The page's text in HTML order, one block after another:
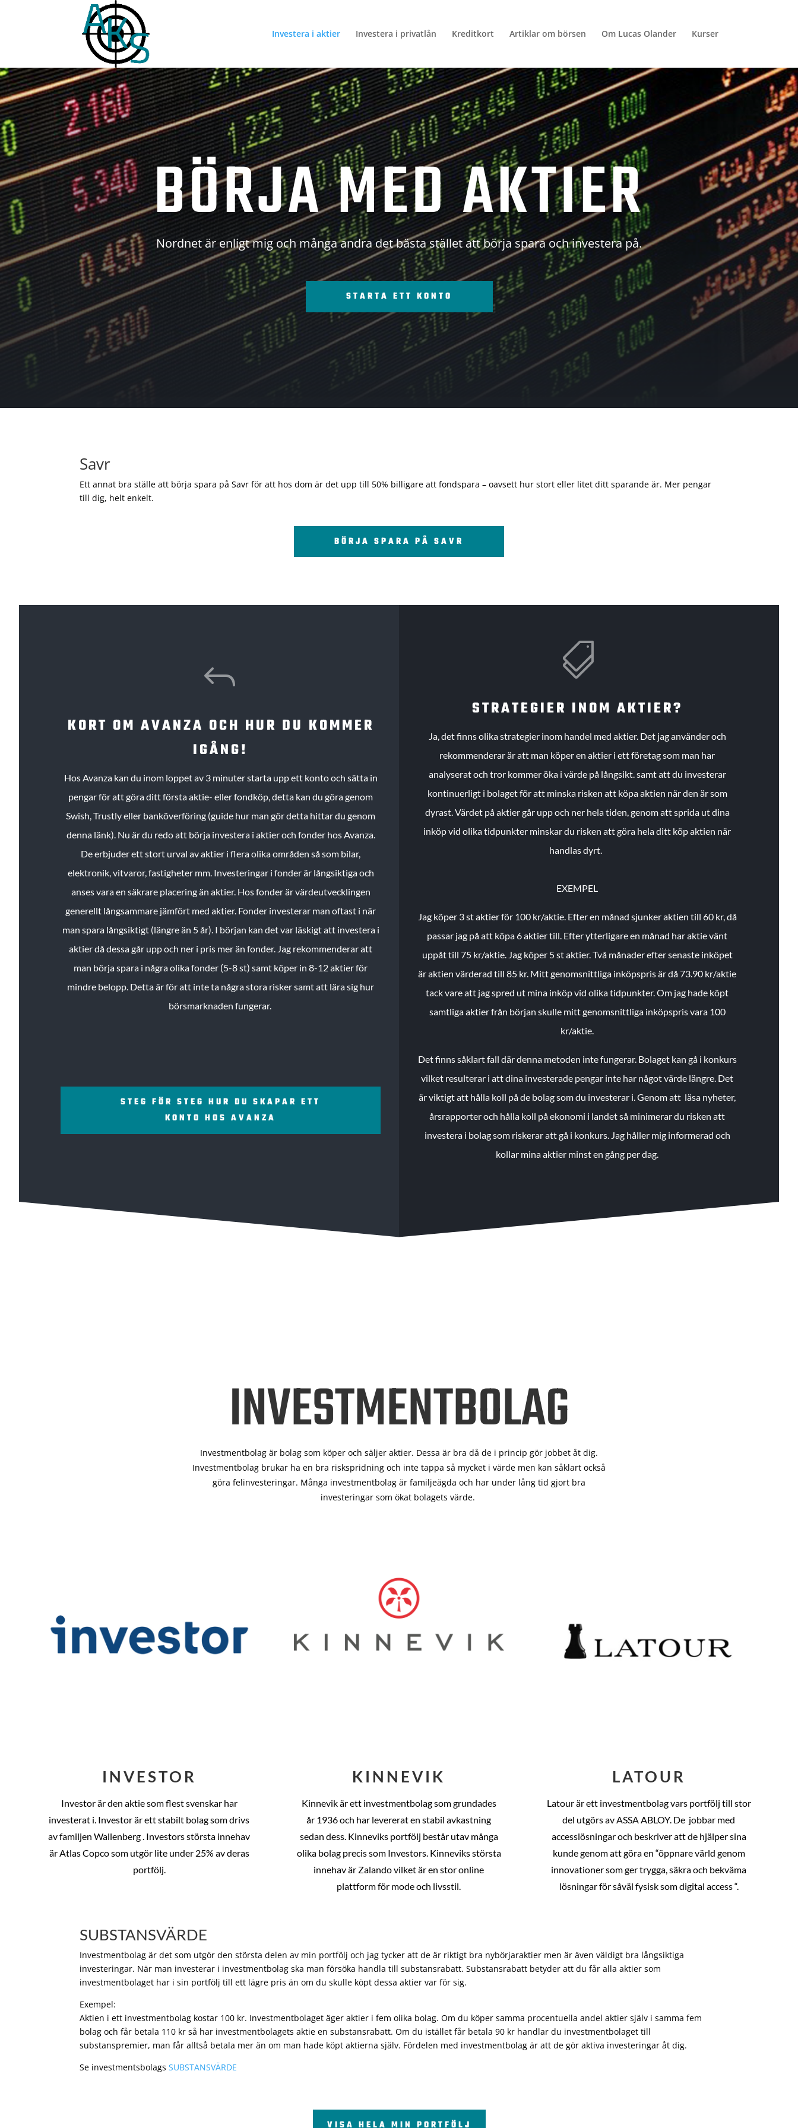
Investera i aktier Investera i privatlån Kreditkort Artiklar om börsen Om Lucas Olander Kurser
BÖRJA MED AKTIER
Nordnet är enligt mig och många andra det bästa stället att börja spara och investera på.
STARTA ETT KONTO
Savr
Ett annat bra ställe att börja spara på Savr för att hos dom är det upp till 50% billigare att fondspara – oavsett hur stort eller litet ditt sparande är. Mer pengar
till dig, helt enkelt.
BÖRJA SPARA PÅ SAVR
J
KORT OM AVANZA OCH HUR DU KOMMER
IGÅNG!
Hos Avanza kan du inom loppet av 3 minuter starta upp ett konto och sätta in
pengar för att göra ditt första aktie- eller fondköp, detta kan du göra genom
Swish, Trustly eller banköverföring (guide hur man gör detta hittar du genom
denna länk). Nu är du redo att börja investera i aktier och fonder hos Avanza.
De erbjuder ett stort urval av aktier i flera olika områden så som bilar,
elektronik, vitvaror, fastigheter mm. Investeringar i fonder är långsiktiga och
anses vara en säkrare placering än aktier. Hos fonder är värdeutvecklingen
generellt långsammare jämfört med aktier. Fonder investerar man oftast i när
man spara långsiktigt (längre än 5 år). I början kan det var läskigt att investera i
aktier då dessa går upp och ner i pris mer än fonder. Jag rekommenderar att
man börja spara i några olika fonder (5-8 st) samt köper in 8-12 aktier för
mindre belopp. Detta är för att inte ta några stora risker samt att lära sig hur
börsmarknaden fungerar.
STEG FÖR STEG HUR DU SKAPAR ETT
KONTO HOS AVANZA

STRATEGIER INOM AKTIER?
Ja, det finns olika strategier inom handel med aktier. Det jag använder och
rekommenderar är att man köper en aktier i ett företag som man har
analyserat och tror kommer öka i värde på långsikt. samt att du investerar
kontinuerligt i bolaget för att minska risken att köpa aktien när den är som
dyrast. Värdet på aktier går upp och ner hela tiden, genom att sprida ut dina
inköp vid olika tidpunkter minskar du risken att göra hela ditt köp aktien när
handlas dyrt.
EXEMPEL
Jag köper 3 st aktier för 100 kr/aktie. Efter en månad sjunker aktien till 60 kr, då
passar jag på att köpa 6 aktier till. Efter ytterligare en månad har aktie vänt
uppåt till 75 kr/aktie. Jag köper 5 st aktier.Två månader efter senaste inköpet
är aktien värderad till 85 kr. Mitt genomsnittliga inköpspris är då 73.90 kr/aktie
tack vare att jag spred ut mina inköp vid olika tidpunkter. Om jag hade köpt
samtliga aktier från början skulle mitt genomsnittliga inköpspris vara 100
kr/aktie.
Det finns såklart fall där denna metoden inte fungerar. Bolaget kan gå i konkurs
vilket resulterar i att dina investerade pengar inte har något värde längre. Det
är viktigt att hålla koll på de bolag som du investerar i. Genom att läsa nyheter,
årsrapporter och hålla koll på ekonomi i landet så minimerar du risken att
investera i bolag som riskerar att gå i konkurs. Jag håller mig informerad och
kollar mina aktier minst en gång per dag.
INVESTMENTBOLAG
Investmentbolag är bolag som köper och säljer aktier. Dessa är bra då de i princip gör jobbet åt dig.
Investmentbolag brukar ha en bra riskspridning och inte tappa så mycket i värde men kan såklart också
göra felinvesteringar. Många investmentbolag är familjeägda och har under lång tid gjort bra
investeringar som ökat bolagets värde.
INVESTOR
Investor är den aktie som flest svenskar har
investerat i. Investor är ett stabilt bolag som drivs
av familjen Wallenberg . Investors största innehav
är Atlas Copco som utgör lite under 25% av deras
portfölj.
KINNEVIK
Kinnevik är ett investmentbolag som grundades
år 1936 och har levererat en stabil avkastning
sedan dess. Kinneviks portfölj består utav många
olika bolag precis som Investors. Kinneviks största
innehav är Zalando vilket är en stor online
plattform för mode och livsstil.
LATOUR
Latour är ett investmentbolag vars portfölj till stor
del utgörs av ASSA ABLOY. De jobbar med
accesslösningar och beskriver att de hjälper sina
kunde genom att göra en “öppnare värld genom
innovationer som ger trygga, säkra och bekväma
lösningar för såväl fysisk som digital access “.
SUBSTANSVÄRDE
Investmentbolag är det som utgör den största delen av min portfölj och jag tycker att de är riktigt bra nybörjaraktier men är även väldigt bra långsiktiga
investeringar. När man investerar i investmentbolag ska man försöka handla till substansrabatt. Substansrabatt betyder att du får alla aktier som
investmentbolaget har i sin portfölj till ett lägre pris än om du skulle köpt dessa aktier var för sig.
Exempel:
Aktien i ett investmentbolag kostar 100 kr. Investmentbolaget äger aktier i fem olika bolag. Om du köper samma procentuella andel aktier själv i samma fem
bolag och får betala 110 kr så har investmentbolagets aktie en substansrabatt. Om du istället får betala 90 kr handlar du investmentbolaget till
substanspremier, man får alltså betala mer än om man hade köpt aktierna själv. Fördelen med investmentbolag är att de gör aktiva investeringar åt dig.
Se investmentsbolagsSUBSTANSVÄRDE
VISA HELA MIN PORTFÖLJ